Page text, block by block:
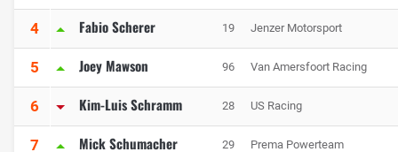
4 Fabio Scherer 19 Jenzer Motorsport
5 Joey Mawson 96 Van Amersfoort Racing
6 Kim-Luis Schramm 28 US Racing
7 Mick Schumacher 29 Prema Powerteam